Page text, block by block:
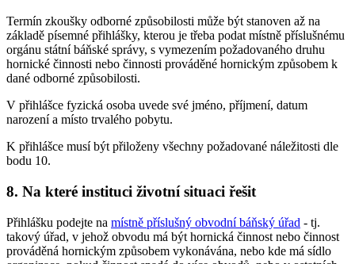
Termín zkoušky odborné způsobilosti může být stanoven až na
základě písemné přihlášky, kterou je třeba podat místně příslušnému
orgánu státní báňské správy, s vymezením požadovaného druhu
hornické činnosti nebo činnosti prováděné hornickým způsobem k
dané odborné způsobilosti.
V přihlášce fyzická osoba uvede své jméno, příjmení, datum
narození a místo trvalého pobytu.
K přihlášce musí být přiloženy všechny požadované náležitosti dle
bodu 10.
8. Na které instituci životní situaci řešit
Přihlášku podejte na místně příslušný obvodní báňský úřad - tj.
takový úřad, v jehož obvodu má být hornická činnost nebo činnost
prováděná hornickým způsobem vykonávána, nebo kde má sídlo